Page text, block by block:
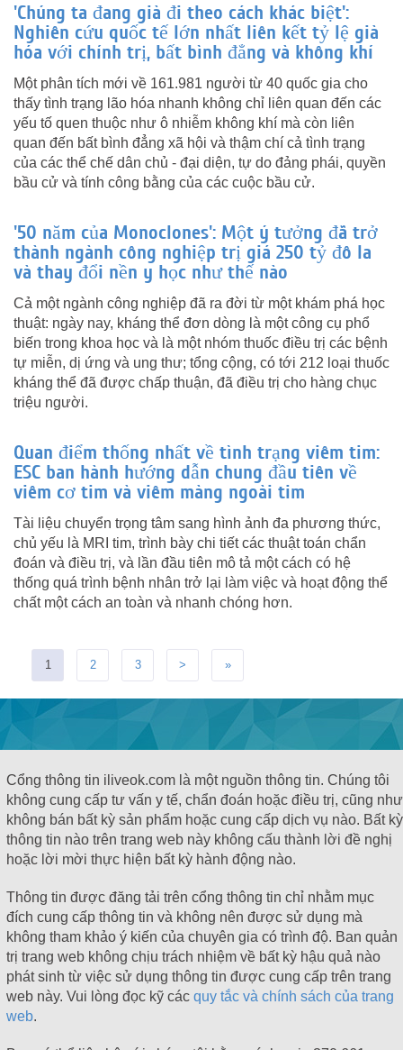
'Chúng ta đang già đi theo cách khác biệt':
Nghiên cứu quốc tế lớn nhất liên kết tỷ lệ già
hóa với chính trị, bất bình đẳng và không khí
Một phân tích mới về 161.981 người từ 40 quốc gia cho
thấy tình trạng lão hóa nhanh không chỉ liên quan đến các
yếu tố quen thuộc như ô nhiễm không khí mà còn liên
quan đến bất bình đẳng xã hội và thậm chí cả tình trạng
của các thể chế dân chủ - đại diện, tự do đảng phái, quyền
bầu cử và tính công bằng của các cuộc bầu cử.
'50 năm của Monoclones': Một ý tưởng đã trở
thành ngành công nghiệp trị giá 250 tỷ đô la
và thay đổi nền y học như thế nào
Cả một ngành công nghiệp đã ra đời từ một khám phá học
thuật: ngày nay, kháng thể đơn dòng là một công cụ phổ
biến trong khoa học và là một nhóm thuốc điều trị các bệnh
tự miễn, dị ứng và ung thư; tổng cộng, có tới 212 loại thuốc
kháng thể đã được chấp thuận, đã điều trị cho hàng chục
triệu người.
Quan điểm thống nhất về tình trạng viêm tim:
ESC ban hành hướng dẫn chung đầu tiên về
viêm cơ tim và viêm màng ngoài tim
Tài liệu chuyển trọng tâm sang hình ảnh đa phương thức,
chủ yếu là MRI tim, trình bày chi tiết các thuật toán chẩn
đoán và điều trị, và lần đầu tiên mô tả một cách có hệ
thống quá trình bệnh nhân trở lại làm việc và hoạt động thể
chất một cách an toàn và nhanh chóng hơn.
1 2 3 > »
Cổng thông tin iliveok.com là một nguồn thông tin. Chúng tôi
không cung cấp tư vấn y tế, chẩn đoán hoặc điều trị, cũng như
không bán bất kỳ sản phẩm hoặc cung cấp dịch vụ nào. Bất kỳ
thông tin nào trên trang web này không cấu thành lời đề nghị
hoặc lời mời thực hiện bất kỳ hành động nào.
Thông tin được đăng tải trên cổng thông tin chỉ nhằm mục
đích cung cấp thông tin và không nên được sử dụng mà
không tham khảo ý kiến ​​của chuyên gia có trình độ. Ban quản
trị trang web không chịu trách nhiệm về bất kỳ hậu quả nào
phát sinh từ việc sử dụng thông tin được cung cấp trên trang
web này. Vui lòng đọc kỹ các quy tắc và chính sách của trang
web.